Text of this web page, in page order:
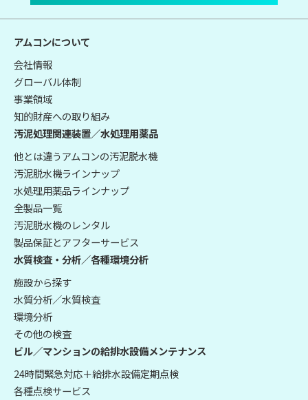
アムコンについて
会社情報
グローバル体制
事業領域
知的財産への取り組み
汚泥処理関連装置／水処理用薬品
他とは違うアムコンの汚泥脱水機
汚泥脱水機ラインナップ
水処理用薬品ラインナップ
全製品一覧
汚泥脱水機のレンタル
製品保証とアフターサービス
水質検査・分析／各種環境分析
施設から探す
水質分析／水質検査
環境分析
その他の検査
ビル／マンションの給排水設備メンテナンス
24時間緊急対応＋給排水設備定期点検
各種点検サービス